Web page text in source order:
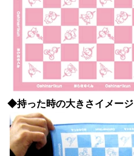
◆持った時の大きさイメージ